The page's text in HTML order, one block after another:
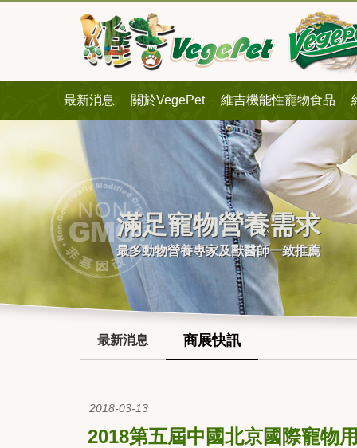
最新消息 關於VegePet 維吉機能性寵物食品
滿足寵物營養需求
最多動物營養專家及獸醫師一致推薦
最新消息 商展快訊
2018-03-13
2018第五屆中國北京國際寵物